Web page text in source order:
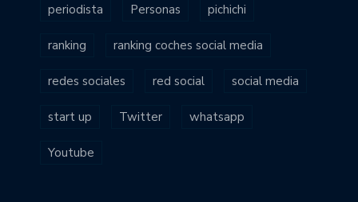
periodista Personas pichichi
ranking ranking coches social media
redes sociales red social social media
start up Twitter whatsapp
Youtube